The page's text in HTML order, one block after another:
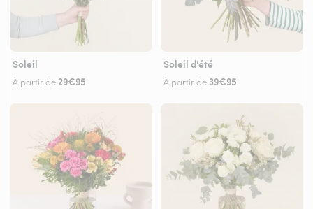
Soleil
À partir de 29€95
Soleil d'été
À partir de 39€95